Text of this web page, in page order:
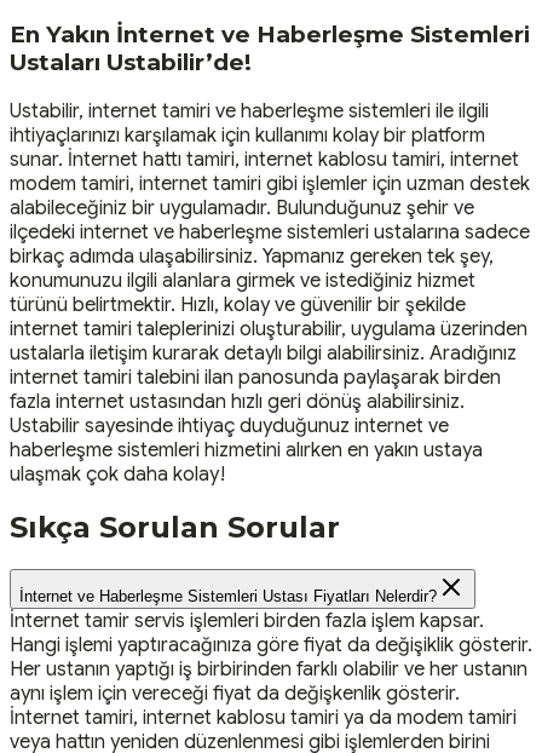
En Yakın İnternet ve Haberleşme Sistemleri
Ustaları Ustabilir’de!
Ustabilir, internet tamiri ve haberleşme sistemleri ile ilgili
ihtiyaçlarınızı karşılamak için kullanımı kolay bir platform
sunar. İnternet hattı tamiri, internet kablosu tamiri, internet
modem tamiri, internet tamiri gibi işlemler için uzman destek
alabileceğiniz bir uygulamadır. Bulunduğunuz şehir ve
ilçedeki internet ve haberleşme sistemleri ustalarına sadece
birkaç adımda ulaşabilirsiniz. Yapmanız gereken tek şey,
konumunuzu ilgili alanlara girmek ve istediğiniz hizmet
türünü belirtmektir. Hızlı, kolay ve güvenilir bir şekilde
internet tamiri taleplerinizi oluşturabilir, uygulama üzerinden
ustalarla iletişim kurarak detaylı bilgi alabilirsiniz. Aradığınız
internet tamiri talebini ilan panosunda paylaşarak birden
fazla internet ustasından hızlı geri dönüş alabilirsiniz.
Ustabilir sayesinde ihtiyaç duyduğunuz internet ve
haberleşme sistemleri hizmetini alırken en yakın ustaya
ulaşmak çok daha kolay!
Sıkça Sorulan Sorular
İnternet ve Haberleşme Sistemleri Ustası Fiyatları Nelerdir?
İnternet tamir servis işlemleri birden fazla işlem kapsar.
Hangi işlemi yaptıracağınıza göre fiyat da değişiklik gösterir.
Her ustanın yaptığı iş birbirinden farklı olabilir ve her ustanın
aynı işlem için vereceği fiyat da değişkenlik gösterir.
İnternet tamiri, internet kablosu tamiri ya da modem tamiri
veya hattın yeniden düzenlenmesi gibi işlemlerden birini